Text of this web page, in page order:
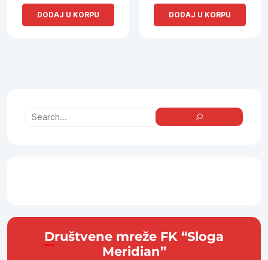
DODAJ U KORPU DODAJ U KORPU
Društvene mreže FK “Sloga
Meridian”